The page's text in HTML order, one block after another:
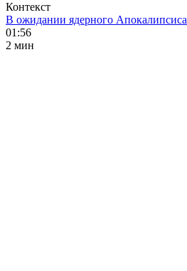
Контекст
В ожидании ядерного Апокалипсиса
01:56
2 мин